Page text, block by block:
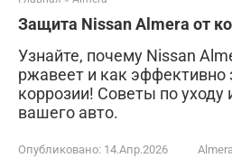
Защита Nissan Almera от
Узнайте, почему Nissan
ржавеет и как эффективно
коррозии! Советы по
вашего авто.
Опубликовано: 14.Апр.2026